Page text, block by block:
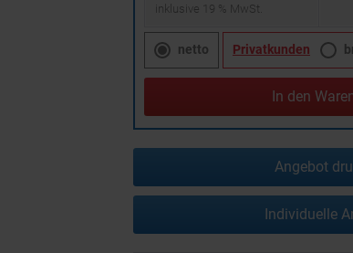
inklusive 19 % MwSt.
netto Privatkunden
In den
Angebot
Individuelle